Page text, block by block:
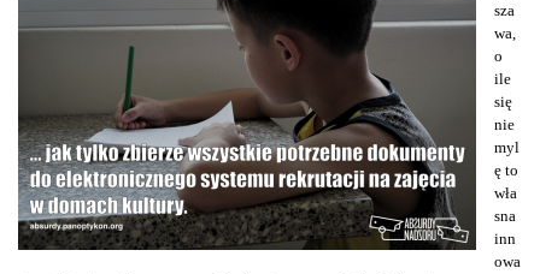
sza
wa,
o
ile
się
nie
myl
ę to
wła
sna
inn
owa